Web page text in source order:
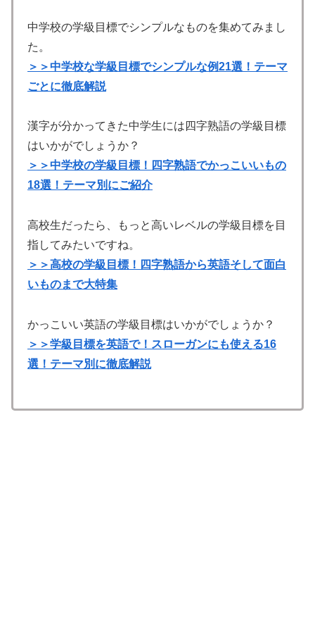
中学校の学級目標でシンプルなものを集めてみまし
た。
＞＞中学校な学級目標でシンプルな例21選！テーマ
ごとに徹底解説
漢字が分かってきた中学生には四字熟語の学級目標
はいかがでしょうか？
＞＞中学校の学級目標！四字熟語でかっこいいもの
18選！テーマ別にご紹介
高校生だったら、もっと高いレベルの学級目標を目
指してみたいですね。
＞＞高校の学級目標！四字熟語から英語そして面白
いものまで大特集
かっこいい英語の学級目標はいかがでしょうか？
＞＞学級目標を英語で！スローガンにも使える16
選！テーマ別に徹底解説